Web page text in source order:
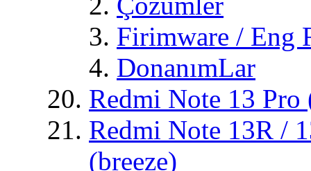
Firimware / Eng
DonanımLar
Redmi Note 13 Pro
Redmi Note 13R /
(breeze)